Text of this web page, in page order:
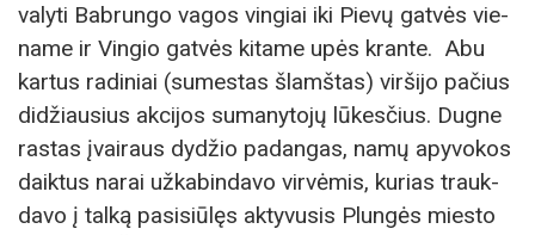
va­ly­ti Bab­run­go va­gos vin­giai iki Pie­vų gat­vės vie­
na­me ir Vin­gio gat­vės ki­ta­me upės kran­te. Abu
kar­tus ra­di­niai (su­mes­tas šlamš­tas) vir­ši­jo pa­čius
di­džiau­sius ak­ci­jos su­ma­ny­to­jų lū­kes­čius. Dug­ne
ras­tas įvai­raus dy­džio pa­dan­gas, na­mų apy­vo­kos
daik­tus na­rai už­ka­bin­da­vo vir­vė­mis, ku­rias trauk­
da­vo į tal­ką pa­si­siū­lęs ak­ty­vu­sis Plun­gės miesto